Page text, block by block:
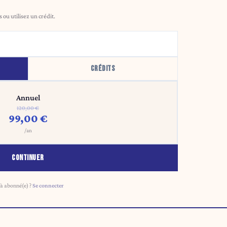
ou utilisez un crédit.
CRÉDITS
Annuel
120,00 €
99,00 €
/an
CONTINUER
abonné(e) ?Se connecter